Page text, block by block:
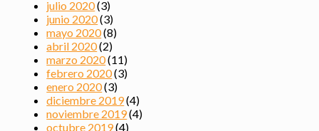
julio 2020(3)
junio 2020(3)
mayo 2020(8)
abril 2020(2)
marzo 2020(11)
febrero 2020(3)
enero 2020(3)
diciembre 2019(4)
noviembre 2019(4)
octubre 2019(4)